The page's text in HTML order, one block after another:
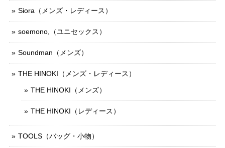
Siora（メンズ・レディース）
soemono,（ユニセックス）
Soundman（メンズ）
THE HINOKI（メンズ・レディース）
THE HINOKI（メンズ）
THE HINOKI（レディース）
TOOLS（バッグ・小物）